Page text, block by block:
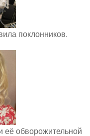
поклонников.
обворожительной